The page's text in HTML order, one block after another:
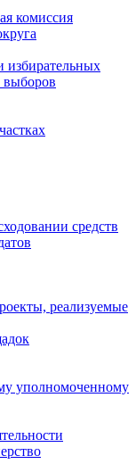
комиссия
избирательных
выборов
средств
реализуемые
уполномоченному